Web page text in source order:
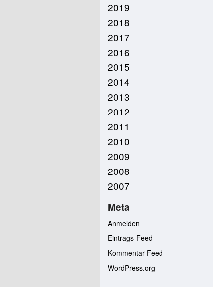
2019
2018
2017
2016
2015
2014
2013
2012
2011
2010
2009
2008
2007
Meta
Anmelden
Eintrags-Feed
Kommentar-Feed
WordPress.org